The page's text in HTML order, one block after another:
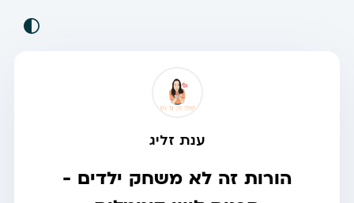
ענת זליג
הורות זה לא משחק ילדים -